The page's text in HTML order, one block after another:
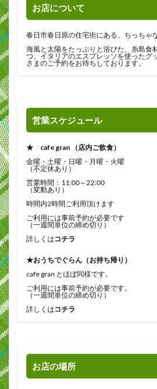
お店について
春日市春日原の住宅街にある、ちっちゃ
海風と太陽をたっぷりと浴びた、糸島食
つ、イタリアのエスプレッソを使ったグ
さまのご予約をお待ちしております。
営業スケジュール
★ cafe gran （店内ご飲食）
金曜・土曜・日曜・月曜・火曜
（不定休あり）
営業時間：11:00～22:00
（変動あり）
時間内2時間ご利用頂けます
ご利用には事前予約が必要です
（一週間単位の締め切り）
詳しくはコチラ
★おうちでぐらん（お持ち帰り）
cafe gran とほぼ同様です。
ご利用には事前予約が必要です。
（一週間単位の締め切り）
詳しくはコチラ
お店の場所